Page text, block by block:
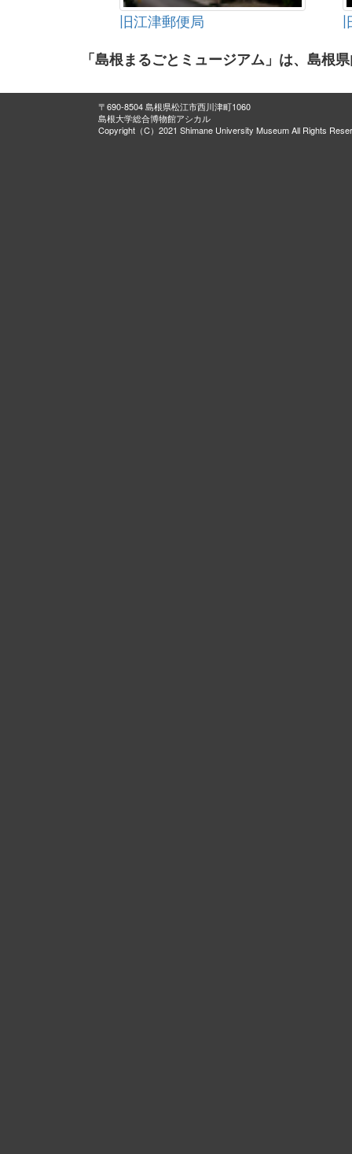
旧江津郵便局
「島根まるごとミュージアム」は、島根
〒690-8504 島根県松江市西川津町1060
島根大学総合博物館アシカル
Copyright（C）2021 Shimane University Museum All Rights